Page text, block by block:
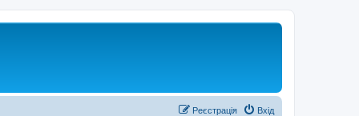
Вхід
Реєстрація